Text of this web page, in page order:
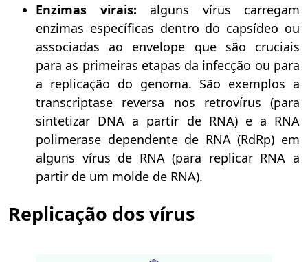
Enzimas virais: alguns vírus carregam
enzimas específicas dentro do capsídeo ou
associadas ao envelope que são cruciais
para as primeiras etapas da infecção ou para
a replicação do genoma. São exemplos a
transcriptase reversa nos retrovírus (para
sintetizar DNA a partir de RNA) e a RNA
polimerase dependente de RNA (RdRp) em
alguns vírus de RNA (para replicar RNA a
partir de um molde de RNA).
Replicação dos vírus